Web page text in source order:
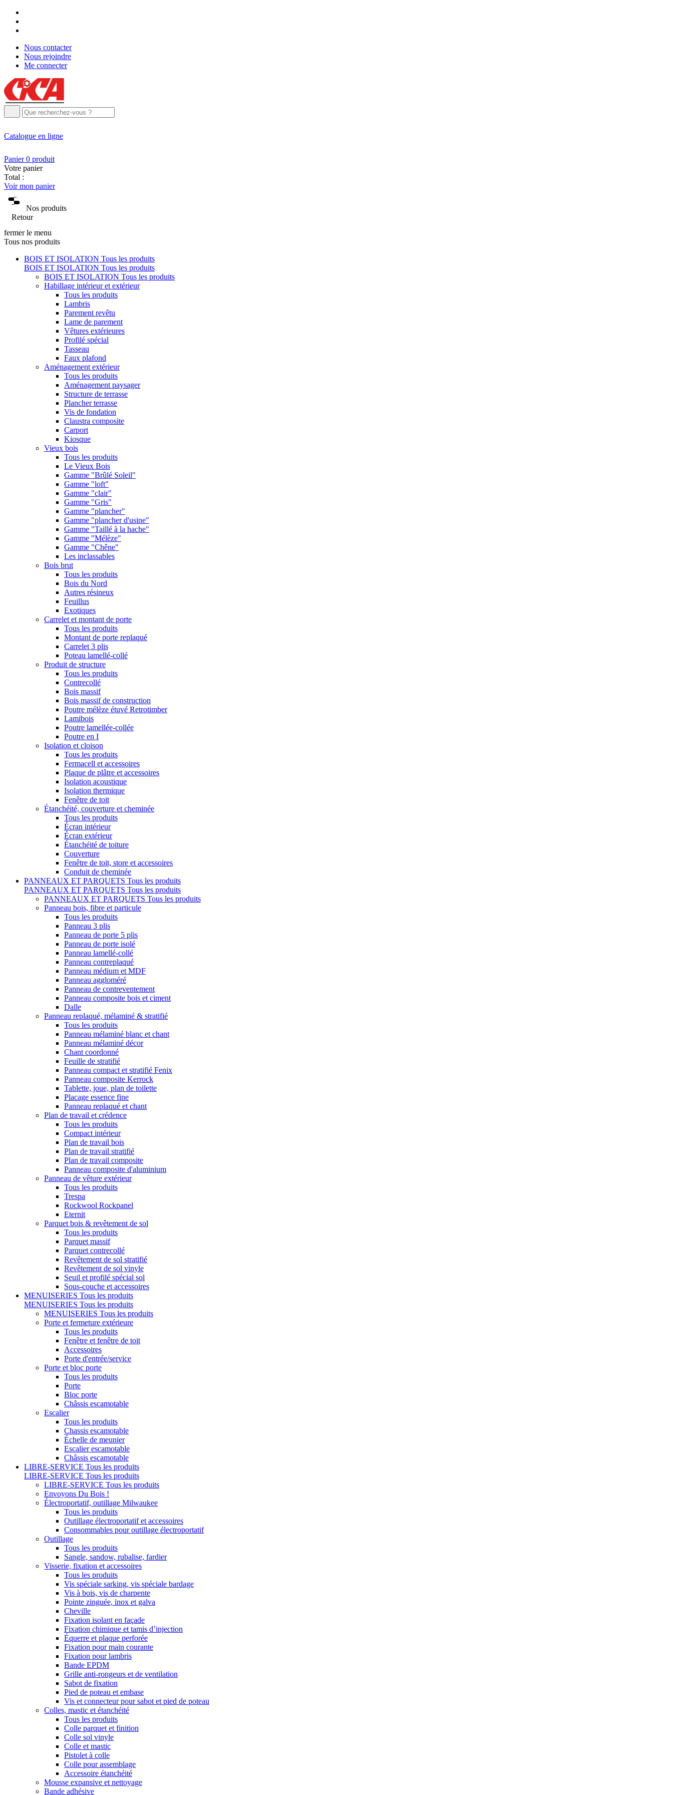
Nous contacter
Nous rejoindre
Me connecter
Catalogue en ligne
Panier 0 produit
Votre panier
Total :
Voir mon panier
Nos produits
Retour
fermer le menu
Tous nos produits
BOIS ET ISOLATION Tous les produits
BOIS ET ISOLATION Tous les produits
BOIS ET ISOLATION Tous les produits
Habillage intérieur et extérieur
Tous les produits
Lambris
Parement revêtu
Lame de parement
Vêtures extérieures
Profilé spécial
Tasseau
Faux plafond
Aménagement extérieur
Tous les produits
Aménagement paysager
Structure de terrasse
Plancher terrasse
Vis de fondation
Claustra composite
Carport
Kiosque
Vieux bois
Tous les produits
Le Vieux Bois
Gamme "Brûlé Soleil"
Gamme "loft"
Gamme "clair"
Gamme "Gris"
Gamme "plancher"
Gamme "plancher d'usine"
Gamme "Taillé à la hache"
Gamme "Mélèze"
Gamme "Chêne"
Les inclassables
Bois brut
Tous les produits
Bois du Nord
Autres résineux
Feuillus
Exotiques
Carrelet et montant de porte
Tous les produits
Montant de porte replaqué
Carrelet 3 plis
Poteau lamellé-collé
Produit de structure
Tous les produits
Contrecollé
Bois massif
Bois massif de construction
Poutre mélèze étuvé Retrotimber
Lamibois
Poutre lamellée-collée
Poutre en I
Isolation et cloison
Tous les produits
Fermacell et accessoires
Plaque de plâtre et accessoires
Isolation acoustique
Isolation thermique
Fenêtre de toit
Étanchéité, couverture et cheminée
Tous les produits
Écran intérieur
Écran extérieur
Étanchéité de toiture
Couverture
Fenêtre de toit, store et accessoires
Conduit de cheminée
PANNEAUX ET PARQUETS Tous les produits
PANNEAUX ET PARQUETS Tous les produits
PANNEAUX ET PARQUETS Tous les produits
Panneau bois, fibre et particule
Tous les produits
Panneau 3 plis
Panneau de porte 5 plis
Panneau de porte isolé
Panneau lamellé-collé
Panneau contreplaqué
Panneau médium et MDF
Panneau aggloméré
Panneau de contreventement
Panneau composite bois et ciment
Dalle
Panneau replaqué, mélaminé & stratifié
Tous les produits
Panneau mélaminé blanc et chant
Panneau mélaminé décor
Chant coordonné
Feuille de stratifié
Panneau compact et stratifié Fenix
Panneau composite Kerrock
Tablette, joue, plan de toilette
Placage essence fine
Panneau replaqué et chant
Plan de travail et crédence
Tous les produits
Compact intérieur
Plan de travail bois
Plan de travail stratifié
Plan de travail composite
Panneau composite d'aluminium
Panneau de vêture extérieur
Tous les produits
Trespa
Rockwool Rockpanel
Eternit
Parquet bois & revêtement de sol
Tous les produits
Parquet massif
Parquet contrecollé
Revêtement de sol stratifié
Revêtement de sol vinyle
Seuil et profilé spécial sol
Sous-couche et accessoires
MENUISERIES Tous les produits
MENUISERIES Tous les produits
MENUISERIES Tous les produits
Porte et fermeture extérieure
Tous les produits
Fenêtre et fenêtre de toit
Accessoires
Porte d'entrée/service
Porte et bloc porte
Tous les produits
Porte
Bloc porte
Châssis escamotable
Escalier
Tous les produits
Chassis escamotable
Échelle de meunier
Escalier escamotable
Châssis escamotable
LIBRE-SERVICE Tous les produits
LIBRE-SERVICE Tous les produits
LIBRE-SERVICE Tous les produits
Envoyons Du Bois !
Électroportatif, outillage Milwaukee
Tous les produits
Outillage électroportatif et accessoires
Consommables pour outillage électroportatif
Outillage
Tous les produits
Sangle, sandow, rubalise, fardier
Visserie, fixation et accessoires
Tous les produits
Vis spéciale sarking, vis spéciale bardage
Vis à bois, vis de charpente
Pointe zinguée, inox et galva
Cheville
Fixation isolant en façade
Fixation chimique et tamis d’injection
Équerre et plaque perforée
Fixation pour main courante
Fixation pour lambris
Bande EPDM
Grille anti-rongeurs et de ventilation
Sabot de fixation
Pied de poteau et embase
Vis et connecteur pour sabot et pied de poteau
Colles, mastic et étanchéité
Tous les produits
Colle parquet et finition
Colle sol vinyle
Colle et mastic
Pistolet à colle
Colle pour assemblage
Accessoire étanchéité
Mousse expansive et nettoyage
Bande adhésive